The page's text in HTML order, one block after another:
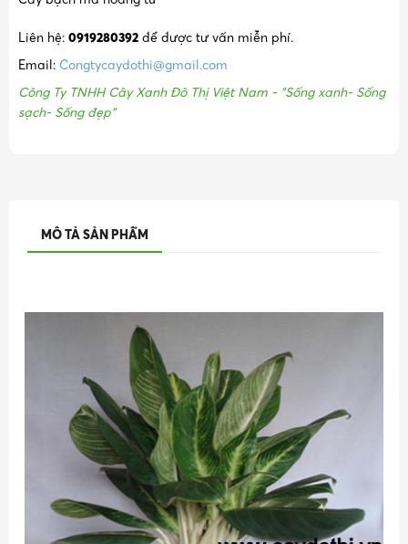
Liên hệ: 0919280392 để được tư vấn miễn phí.
Email: Congtycaydothi@gmail.com
Công Ty TNHH Cây Xanh Đô Thị Việt Nam - "Sống xanh- Sống
sạch- Sống đẹp"
MÔ TẢ SẢN PHẨM